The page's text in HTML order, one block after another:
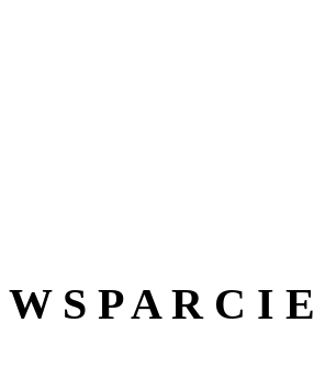
W S P A R C I E